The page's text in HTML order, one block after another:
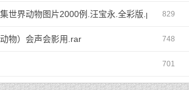
世界动物图片2000例.汪宝永.全彩版.part3.rar
829
物）会声会影用.rar 748
701